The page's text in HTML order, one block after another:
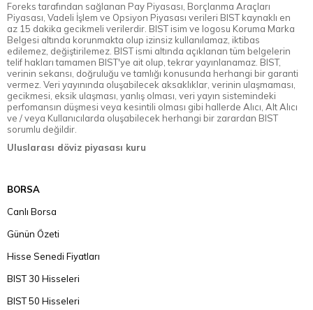
Foreks tarafından sağlanan Pay Piyasası, Borçlanma Araçları
Piyasası, Vadeli İşlem ve Opsiyon Piyasası verileri BIST kaynaklı en
az 15 dakika gecikmeli verilerdir. BIST isim ve logosu Koruma Marka
Belgesi altında korunmakta olup izinsiz kullanılamaz, iktibas
edilemez, değiştirilemez. BIST ismi altında açıklanan tüm belgelerin
telif hakları tamamen BIST'ye ait olup, tekrar yayınlanamaz. BIST,
verinin sekansı, doğruluğu ve tamlığı konusunda herhangi bir garanti
vermez. Veri yayınında oluşabilecek aksaklıklar, verinin ulaşmaması,
gecikmesi, eksik ulaşması, yanlış olması, veri yayın sistemindeki
perfomansın düşmesi veya kesintili olması gibi hallerde Alıcı, Alt Alıcı
ve / veya Kullanıcılarda oluşabilecek herhangi bir zarardan BIST
sorumlu değildir.
Uluslarası döviz piyasası kuru
BORSA
Canlı Borsa
Günün Özeti
Hisse Senedi Fiyatları
BIST 30 Hisseleri
BIST 50 Hisseleri